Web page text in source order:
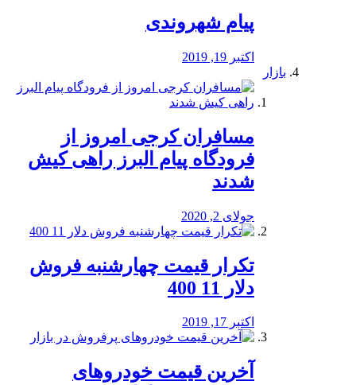
پیام شهروندی
اکتبر 19, 2019
بازار
مسافران کرجی امروز از
فرودگاه پیام البرز راهی کیش
شدند
جولای 2, 2020
تکرار قیمت چهارشنبه فروش
دلار 11 400
اکتبر 17, 2019
آخرین قیمت خودرو‌های